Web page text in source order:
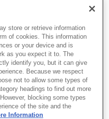
store or retrieve information
of cookies. This information
or your device and is
as you expect it to. The
identify you, but it can give
Because we respect
not to allow some types of
headings to find out more
blocking some types
of the site and the
Information